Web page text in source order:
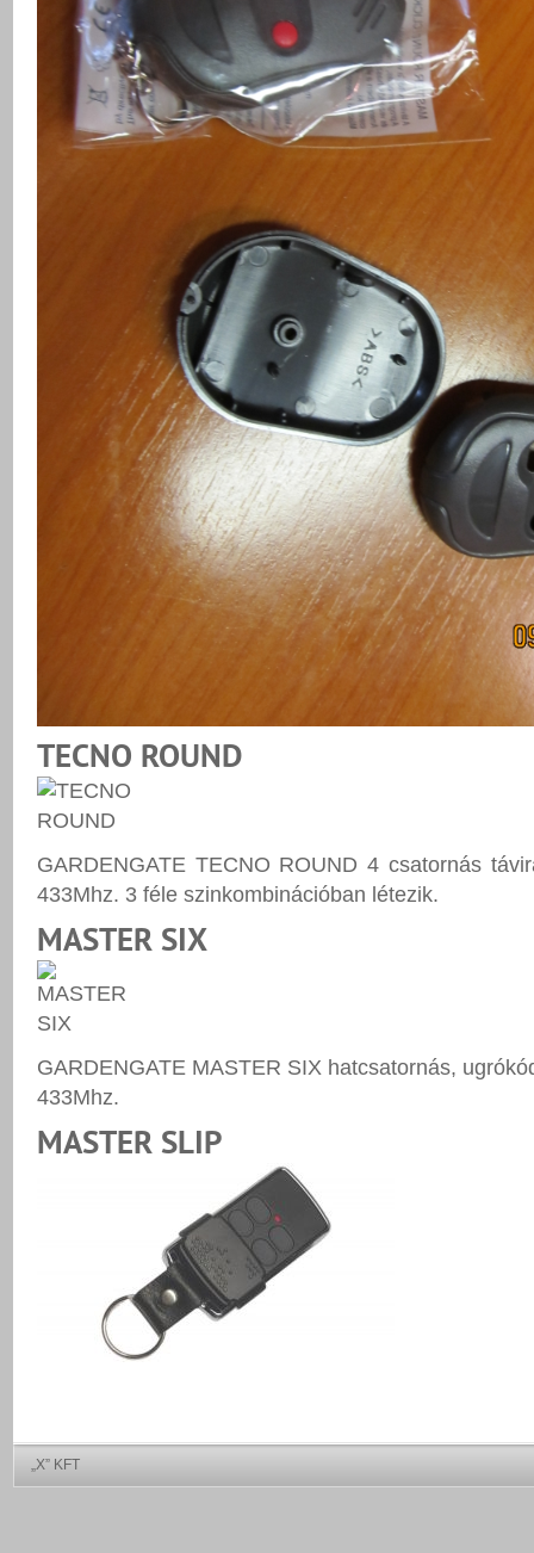
TECNO ROUND
GARDENGATE TECNO ROUND 4 csatornás
433Mhz. 3 féle szinkombinációban létezik.
MASTER SIX
GARDENGATE MASTER SIX hatcsatornás,
433Mhz.
MASTER SLIP
„X” KFT